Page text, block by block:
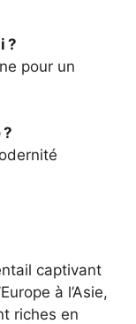
?
pour un
captivant
à l’Asie,
riches en